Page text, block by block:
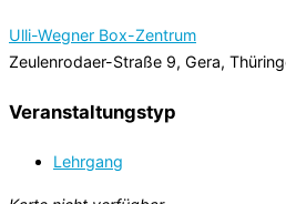
Ulli-Wegner Box-Zentrum
Zeulenrodaer-Straße 9, Gera,
Veranstaltungstyp
Lehrgang